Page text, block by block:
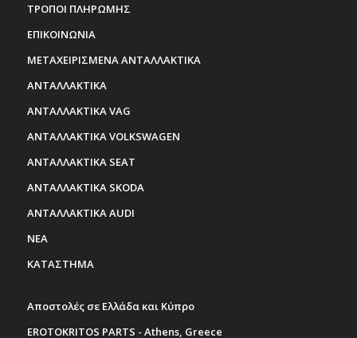
ΤΡΟΠΟΙ ΠΛΗΡΩΜΗΣ
ΕΠΙΚΟΙΝΩΝΙΑ
ΜΕΤΑΧΕΙΡΙΣΜΕΝΑ ΑΝΤΑΛΛΑΚΤΙΚΑ
ΑΝΤΑΛΛΑΚΤΙΚΑ
ΑΝΤΑΛΛΑΚΤΙΚΑ VAG
ΑΝΤΑΛΛΑΚΤΙΚΑ VOLKSWAGEN
ΑΝΤΑΛΛΑΚΤΙΚΑ SEAT
ΑΝΤΑΛΛΑΚΤΙΚΑ SKODA
ΑΝΤΑΛΛΑΚΤΙΚΑ AUDI
ΝΕΑ
ΚΑΤΑΣΤΗΜΑ
Αποστολές σε Ελλάδα και Κύπρο
EROTOKRITOS PARTS - Athens, Greece